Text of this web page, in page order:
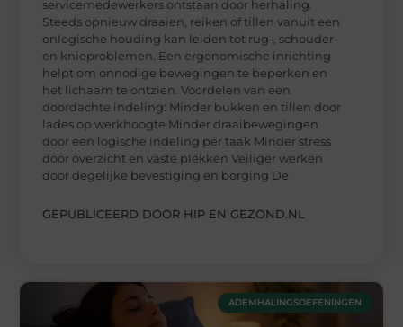
servicemedewerkers ontstaan door herhaling.
Steeds opnieuw draaien, reiken of tillen vanuit een
onlogische houding kan leiden tot rug-, schouder-
en knieproblemen. Een ergonomische inrichting
helpt om onnodige bewegingen te beperken en
het lichaam te ontzien. Voordelen van een
doordachte indeling: Minder bukken en tillen door
lades op werkhoogte Minder draaibewegingen
door een logische indeling per taak Minder stress
door overzicht en vaste plekken Veiliger werken
door degelijke bevestiging en borging De
GEPUBLICEERD DOOR HIP EN GEZOND.NL
ADEMHALINGSOEFENINGEN